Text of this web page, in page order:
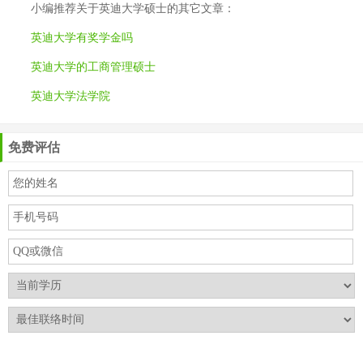
小编推荐关于英迪大学硕士的其它文章：
英迪大学有奖学金吗
英迪大学的工商管理硕士
英迪大学法学院
免费评估